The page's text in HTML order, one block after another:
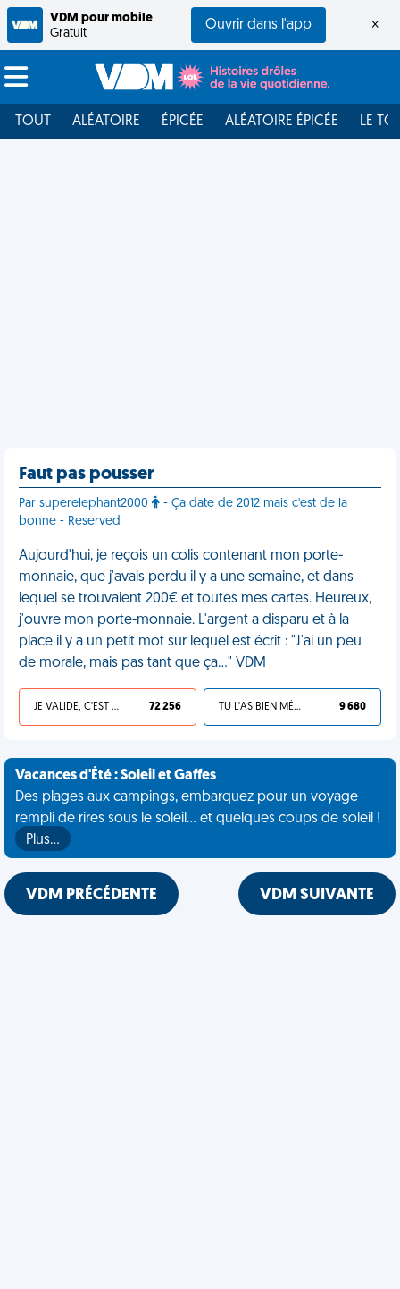
VDM pour mobile
Gratuit
Ouvrir dans l'app ×
TOUT ALÉATOIRE ÉPICÉE ALÉATOIRE ÉPICÉE LE
Faut pas pousser
Par superelephant2000
- Ça date de 2012 mais c'est de la
bonne - Reserved
Aujourd'hui, je reçois un colis contenant mon porte-
monnaie, que j'avais perdu il y a une semaine, et dans
lequel se trouvaient 200€ et toutes mes cartes. Heureux,
j'ouvre mon porte-monnaie. L'argent a disparu et à la
place il y a un petit mot sur lequel est écrit : "J'ai un peu
de morale, mais pas tant que ça…" VDM
JE VALIDE, C'EST UNE VDM 72 256 TU L'AS BIEN MÉRITÉ 9 680
Vacances d'Été : Soleil et Gaffes
Des plages aux campings, embarquez pour un voyage
rempli de rires sous le soleil... et quelques coups de soleil !
Plus…
VDM PRÉCÉDENTE VDM SUIVANTE